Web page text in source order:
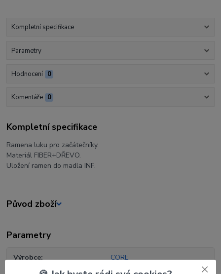
Kompletní specifikace
Parametry
Hodnocení 0
Komentáře 0
Kompletní specifikace
Ramena luku pro začátečníky.
Materiál FIBER+DŘEVO.
Uložení ramen do madla INF.
Původ zboží
Parametry
Výrobce CORE